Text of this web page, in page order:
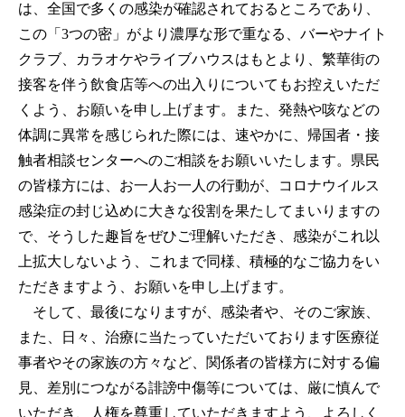
は、全国で多くの感染が確認されておるところであり、
この「3つの密」がより濃厚な形で重なる、バーやナイト
クラブ、カラオケやライブハウスはもとより、繁華街の
接客を伴う飲食店等への出入りについてもお控えいただ
くよう、お願いを申し上げます。また、発熱や咳などの
体調に異常を感じられた際には、速やかに、帰国者・接
触者相談センターへのご相談をお願いいたします。県民
の皆様方には、お一人お一人の行動が、コロナウイルス
感染症の封じ込めに大きな役割を果たしてまいりますの
で、そうした趣旨をぜひご理解いただき、感染がこれ以
上拡大しないよう、これまで同様、積極的なご協力をい
ただきますよう、お願いを申し上げます。
そして、最後になりますが、感染者や、そのご家族、
また、日々、治療に当たっていただいております医療従
事者やその家族の方々など、関係者の皆様方に対する偏
見、差別につながる誹謗中傷等については、厳に慎んで
いただき、人権を尊重していただきますよう、よろしく